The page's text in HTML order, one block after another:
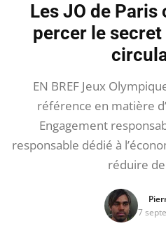
Les JO de
percer le secret
EN BREF Jeux
référence en matière
Engagement
responsable dédié à
réduire
7